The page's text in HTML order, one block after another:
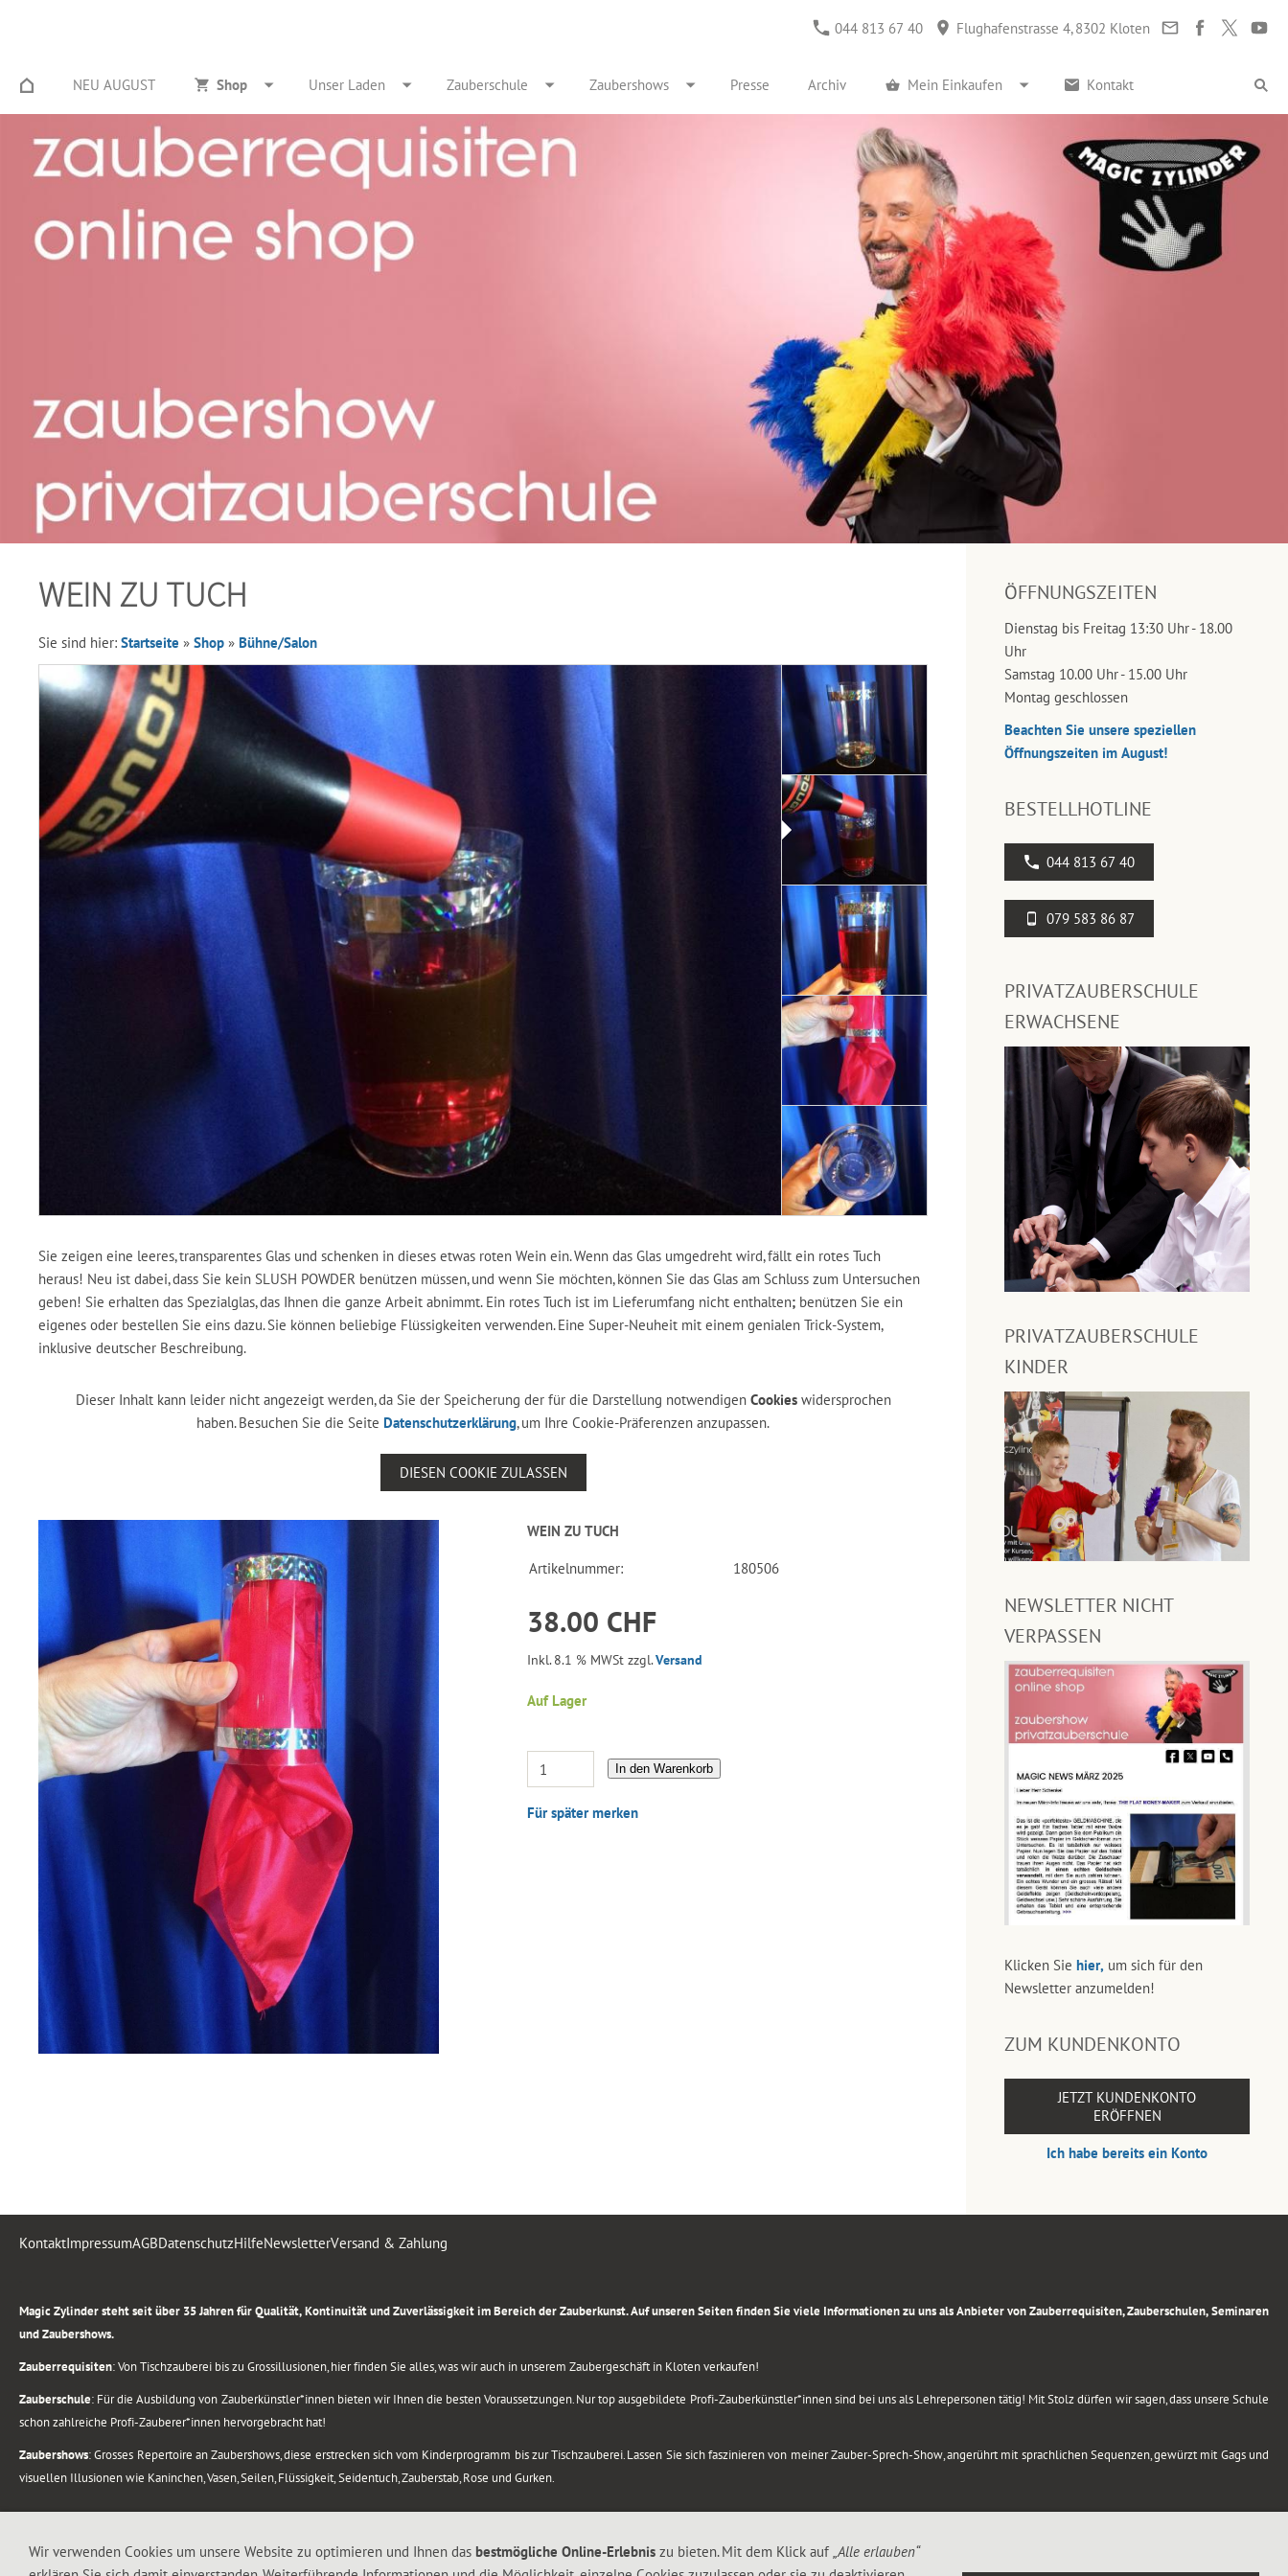
044 813 67 40 Flughafenstrasse 4, 8302 Kloten
NEU AUGUST Shop Unser Laden Zauberschule Zaubershows Presse Archiv Mein Einkaufen Kontakt
WEIN ZU TUCH
Sie sind hier: Startseite » Shop » Bühne/Salon
Sie zeigen eine leeres, transparentes Glas und schenken in dieses etwas roten Wein ein. Wenn das Glas umgedreht wird, fällt ein rotes Tuch
heraus! Neu ist dabei, dass Sie kein SLUSH POWDER benützen müssen, und wenn Sie möchten, können Sie das Glas am Schluss zum Untersuchen
geben! Sie erhalten das Spezialglas, das Ihnen die ganze Arbeit abnimmt. Ein rotes Tuch ist im Lieferumfang nicht enthalten; benützen Sie ein
eigenes oder bestellen Sie eins dazu. Sie können beliebige Flüssigkeiten verwenden. Eine Super-Neuheit mit einem genialen Trick-System,
inklusive deutscher Beschreibung.
Dieser Inhalt kann leider nicht angezeigt werden, da Sie der Speicherung der für die Darstellung notwendigen Cookieswidersprochen
haben. Besuchen Sie die Seite Datenschutzerklärung, um Ihre Cookie-Präferenzen anzupassen.
DIESEN COOKIE ZULASSEN
WEIN ZU TUCH
Artikelnummer: 180506
38.00 CHF
Inkl. 8.1 % MWSt zzgl.Versand
Auf Lager
In den Warenkorb
Für später merken
ÖFFNUNGSZEITEN
Dienstag bis Freitag 13:30 Uhr - 18.00
Uhr
Samstag 10.00 Uhr - 15.00 Uhr
Montag geschlossen
Beachten Sie unsere speziellen
Öffnungszeiten im August!
BESTELLHOTLINE
044 813 67 40
079 583 86 87
PRIVATZAUBERSCHULE
ERWACHSENE
PRIVATZAUBERSCHULE
KINDER
NEWSLETTER NICHT
VERPASSEN
Klicken Sie hier, um sich für den
Newsletter anzumelden!
ZUM KUNDENKONTO
JETZT KUNDENKONTO
ERÖFFNEN
Ich habe bereits ein Konto
KontaktImpressumAGBDatenschutzHilfeNewsletterVersand & Zahlung
Magic Zylinder steht seit über 35 Jahren für Qualität, Kontinuität und Zuverlässigkeit im Bereich der Zauberkunst. Auf unseren Seiten finden Sie viele Informationen zu uns als Anbieter von Zauberrequisiten, Zauberschulen, Seminaren
und Zaubershows.
Zauberrequisiten: Von Tischzauberei bis zu Grossillusionen, hier finden Sie alles, was wir auch in unserem Zaubergeschäft in Kloten verkaufen!
Zauberschule: Für die Ausbildung von Zauberkünstler*innen bieten wir Ihnen die besten Voraussetzungen. Nur top ausgebildete Profi-Zauberkünstler*innen sind bei uns als Lehrepersonen tätig! Mit Stolz dürfen wir sagen, dass unsere Schule
schon zahlreiche Profi-Zauberer*innen hervorgebracht hat!
Zaubershows: Grosses Repertoire an Zaubershows, diese erstrecken sich vom Kinderprogramm bis zur Tischzauberei. Lassen Sie sich faszinieren von meiner Zauber-Sprech-Show, angerührt mit sprachlichen Sequenzen, gewürzt mit Gags und
visuellen Illusionen wie Kaninchen, Vasen, Seilen, Flüssigkeit, Seidentuch, Zauberstab, Rose und Gurken.
.
Alle Rechte vorbehalten. © 1988-2026 Magic Zylinder
Wir verwenden Cookies um unsere Website zu optimieren und Ihnen das bestmögliche Online-Erlebnis zu bieten. Mit dem Klick auf „Alle erlauben“